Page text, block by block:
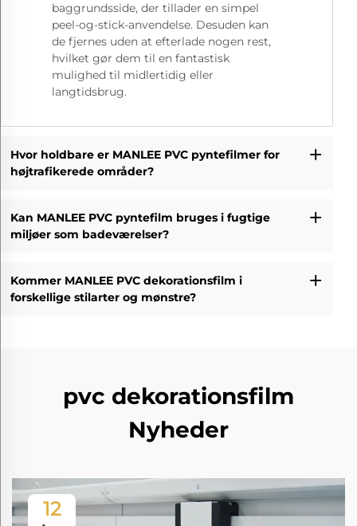
baggrundsside, der tillader en simpel
peel-og-stick-anvendelse. Desuden kan
de fjernes uden at efterlade nogen rest,
hvilket gør dem til en fantastisk
mulighed til midlertidig eller
langtidsbrug.
Hvor holdbare er MANLEE PVC pyntefilmer for
højtrafikerede områder?
Kan MANLEE PVC pyntefilm bruges i fugtige
miljøer som badeværelser?
Kommer MANLEE PVC dekorationsfilm i
forskellige stilarter og mønstre?
pvc dekorationsfilm
Nyheder
12